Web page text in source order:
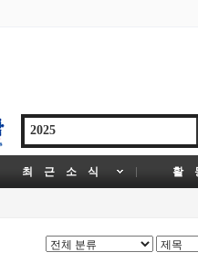
최 근 소 식 활